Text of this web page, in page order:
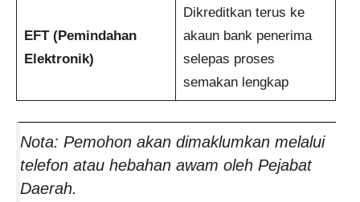
EFT (Pemindahan
Elektronik)
Dikreditkan terus ke
akaun bank penerima
selepas proses
semakan lengkap
Nota: Pemohon akan dimaklumkan melalui
telefon atau hebahan awam oleh Pejabat
Daerah.